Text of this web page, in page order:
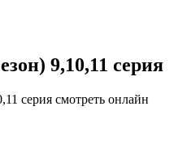
9,10,11 серия